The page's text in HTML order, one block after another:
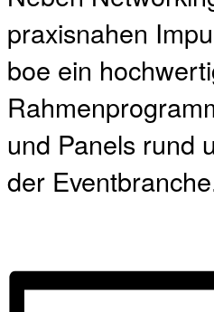
praxisnahen
boe ein
und Panels rund
der